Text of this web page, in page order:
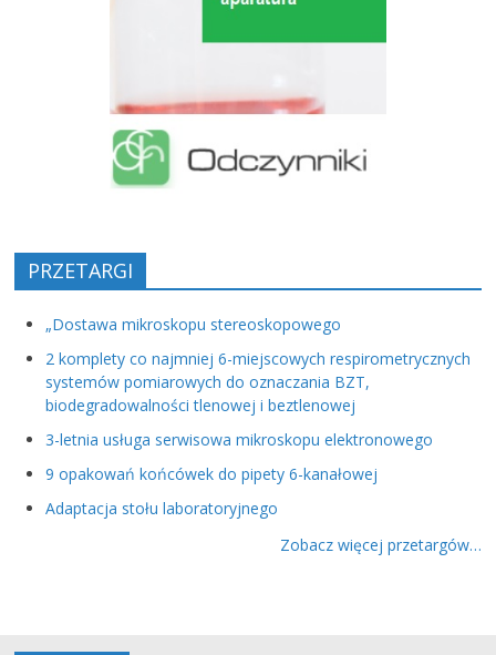
PRZETARGI
„Dostawa mikroskopu stereoskopowego
2 komplety co najmniej 6-miejscowych respirometrycznych
systemów pomiarowych do oznaczania BZT,
biodegradowalności tlenowej i beztlenowej
3-letnia usługa serwisowa mikroskopu elektronowego
9 opakowań końcówek do pipety 6-kanałowej
Adaptacja stołu laboratoryjnego
Zobacz więcej przetargów…